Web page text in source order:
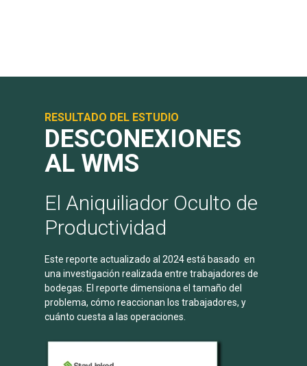
RESULTADO DEL ESTUDIO
DESCONEXIONES
AL WMS
El Aniquiliador Oculto de
Productividad
Este reporte actualizado al 2024 está basado en
una investigación realizada entre trabajadores de
bodegas. El reporte dimensiona el tamaño del
problema, cómo reaccionan los trabajadores, y
cuánto cuesta a las operaciones.